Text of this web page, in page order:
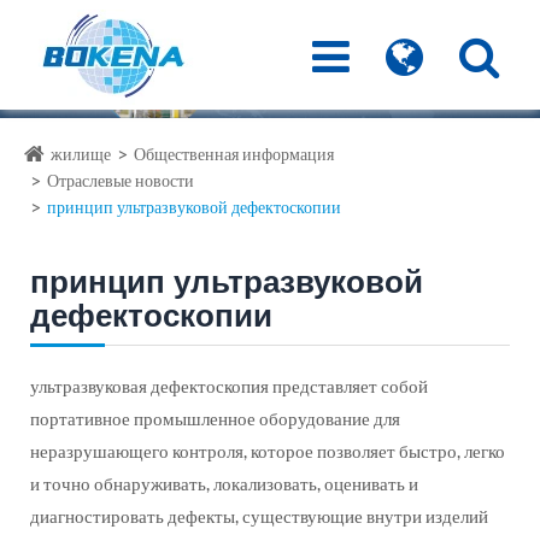
жилище
Общественная информация
Отраслевые новости
принцип ультразвуковой дефектоскопии
принцип ультразвуковой
дефектоскопии
ультразвуковая дефектоскопия представляет собой
портативное промышленное оборудование для
неразрушающего контроля, которое позволяет быстро, легко
и точно обнаруживать, локализовать, оценивать и
диагностировать дефекты, существующие внутри изделий